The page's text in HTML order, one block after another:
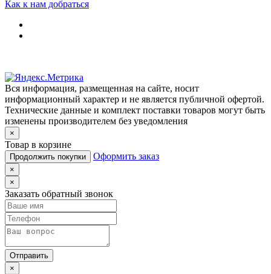
Как к нам добраться
Вся информация, размещенная на сайте, носит
информационный характер и не является публичной офертой.
Технические данные и комплект поставки товаров могут быть
изменены производителем без уведомления
×
Товар в корзине
Продолжить покупки Оформить заказ
×
×
Заказать обратный звонок
Отправить
×